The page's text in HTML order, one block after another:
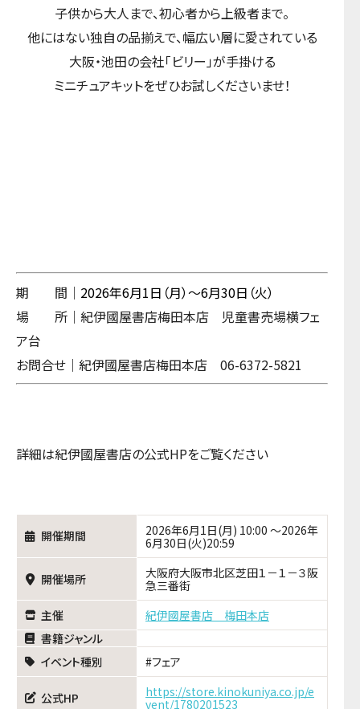
子供から大人まで、初心者から上級者まで。
他にはない独自の品揃えで、幅広い層に愛されている
大阪・池田の会社「ビリー」が手掛ける
ミニチュアキットをぜひお試しくださいませ！
期 間｜ 2026年6月1日（月）～6月30日（火）
場 所｜紀伊國屋書店梅田本店 児童書売場横フェ
ア台
お問合せ｜紀伊國屋書店梅田本店 06-6372-5821
詳細は紀伊國屋書店の公式HPをご覧ください
開催期間
2026年6月1日(月) 10:00 ～2026年
6月30日(火)20:59
開催場所
大阪府大阪市北区芝田１－１－３阪
急三番街
主催
紀伊國屋書店 梅田本店
書籍ジャンル
イベント種別
フェア
公式HP
https://store.kinokuniya.co.jp/e
vent/1780201523